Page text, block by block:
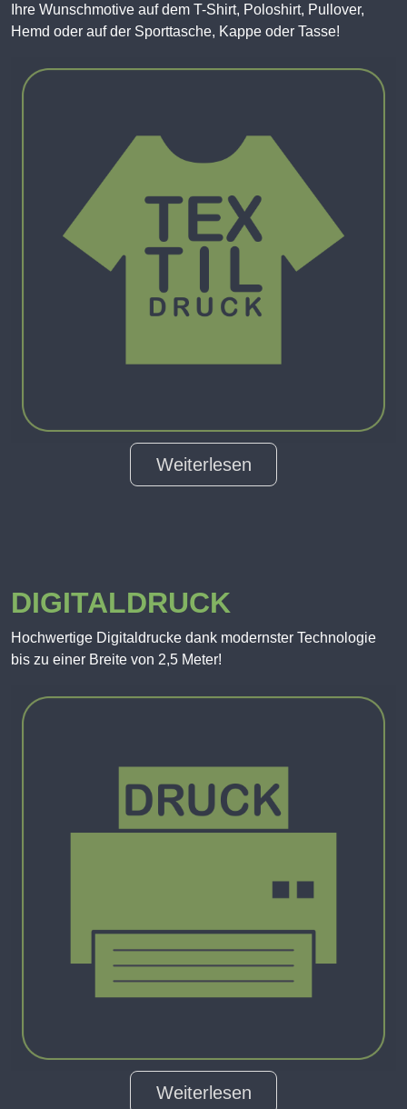
Ihre Wunschmotive auf dem T-Shirt, Poloshirt, Pullover,
Hemd oder auf der Sporttasche, Kappe oder Tasse!
Weiterlesen
DIGITALDRUCK
Hochwertige Digitaldrucke dank modernster Technologie
bis zu einer Breite von 2,5 Meter!
Weiterlesen